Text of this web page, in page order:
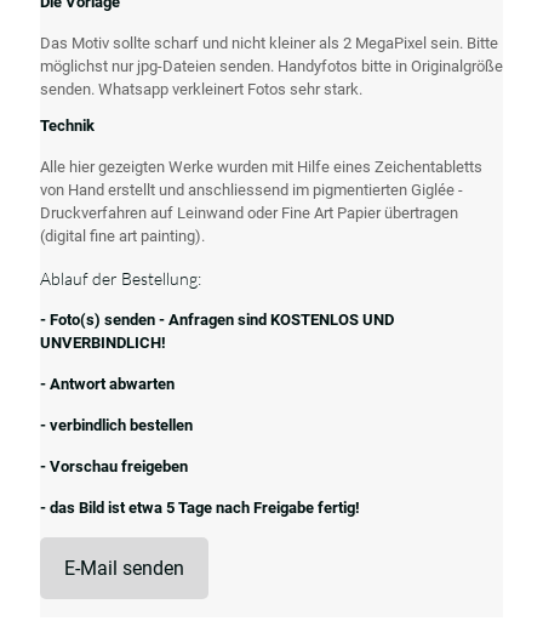
Das Motiv sollte scharf und nicht kleiner als 2 MegaPixel sein. Bitte
möglichst nur jpg-Dateien senden. Handyfotos bitte in Originalgröße
senden. Whatsapp verkleinert Fotos sehr stark.
Technik
Alle hier gezeigten Werke wurden mit Hilfe eines Zeichentabletts
von Hand erstellt und anschliessend im pigmentierten Giglée -
Druckverfahren auf Leinwand oder Fine Art Papier übertragen
(digital fine art painting).
Ablauf der Bestellung:
- Foto(s) senden - Anfragen sind KOSTENLOS UND
UNVERBINDLICH!
- Antwort abwarten
- verbindlich bestellen
- Vorschau freigeben
- das Bild ist etwa 5 Tage nach Freigabe fertig!
E-Mail senden